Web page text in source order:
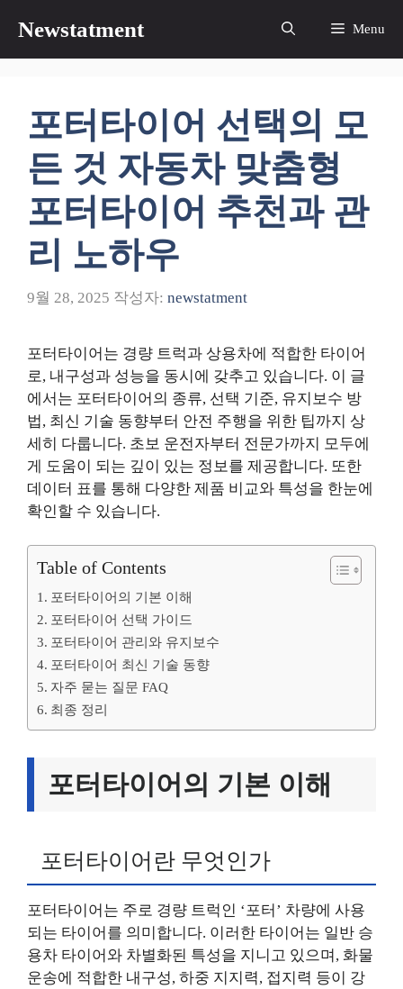
츠
Newstatment Menu
포터타이어 선택의 모
든 것 자동차 맞춤형
포터타이어 추천과 관
리 노하우
9월 28, 2025 작성자: newstatment
포터타이어는 경량 트럭과 상용차에 적합한 타이어
로, 내구성과 성능을 동시에 갖추고 있습니다. 이 글
에서는 포터타이어의 종류, 선택 기준, 유지보수 방
법, 최신 기술 동향부터 안전 주행을 위한 팁까지 상
세히 다룹니다. 초보 운전자부터 전문가까지 모두에
게 도움이 되는 깊이 있는 정보를 제공합니다. 또한
데이터 표를 통해 다양한 제품 비교와 특성을 한눈에
확인할 수 있습니다.
Table of Contents
포터타이어의 기본 이해
포터타이어 선택 가이드
포터타이어 관리와 유지보수
포터타이어 최신 기술 동향
자주 묻는 질문 FAQ
최종 정리
포터타이어의 기본 이해
포터타이어란 무엇인가
포터타이어는 주로 경량 트럭인 ‘포터’ 차량에 사용
되는 타이어를 의미합니다. 이러한 타이어는 일반 승
용차 타이어와 차별화된 특성을 지니고 있으며, 화물
운송에 적합한 내구성, 하중 지지력, 접지력 등이 강